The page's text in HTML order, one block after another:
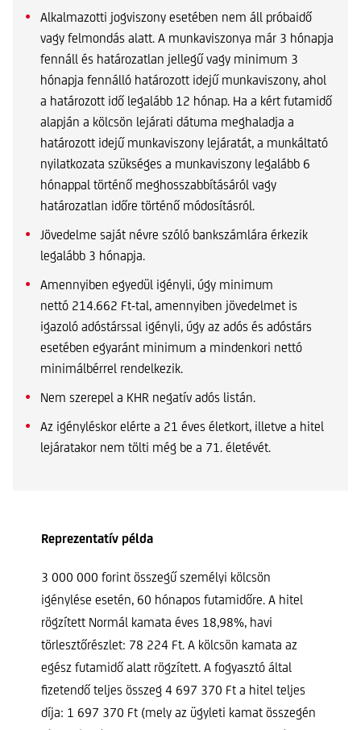
Alkalmazotti jogviszony esetében nem áll próbaidő
vagy felmondás alatt. A munkaviszonya már 3 hónapja
fennáll és határozatlan jellegű vagy minimum 3
hónapja fennálló határozott idejű munkaviszony, ahol
a határozott idő legalább 12 hónap. Ha a kért futamidő
alapján a kölcsön lejárati dátuma meghaladja a
határozott idejű munkaviszony lejáratát, a munkáltató
nyilatkozata szükséges a munkaviszony legalább 6
hónappal történő meghosszabbításáról vagy
határozatlan időre történő módosításról.
Jövedelme saját névre szóló bankszámlára érkezik
legalább 3 hónapja.
Amennyiben egyedül igényli, úgy minimum
nettó 214.662 Ft-tal, amennyiben jövedelmet is
igazoló adóstárssal igényli, úgy az adós és adóstárs
esetében egyaránt minimum a mindenkori nettó
minimálbérrel rendelkezik.
Nem szerepel a KHR negatív adós listán.
Az igényléskor elérte a 21 éves életkort, illetve a hitel
lejáratakor nem tölti még be a 71. életévét.
Reprezentatív példa
3 000 000 forint összegű személyi kölcsön
igénylése esetén, 60 hónapos futamidőre. A hitel
rögzített Normál kamata éves 18,98%, havi
törlesztőrészlet: 78 224 Ft. A kölcsön kamata az
egész futamidő alatt rögzített. A fogyasztó által
fizetendő teljes összeg 4 697 370 Ft a hitel teljes
díja: 1 697 370 Ft (mely az ügyleti kamat összegén